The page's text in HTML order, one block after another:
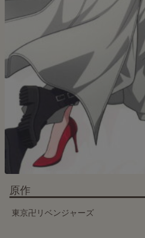
原作
東京卍リベンジャーズ